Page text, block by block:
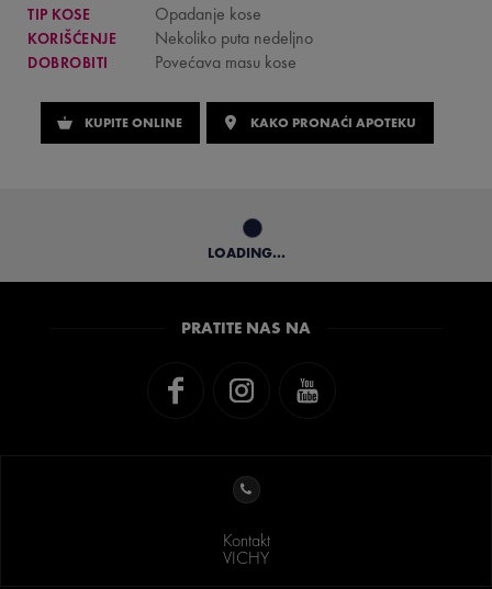
TIP KOSE Opadanje kose
KORIŠĆENJE Nekoliko puta nedeljno
DOBROBITI Povećava masu kose
KUPITE ONLINE KAKO PRONAĆI APOTEKU
LOADING...
PRATITE NAS NA
Kontakt
VICHY